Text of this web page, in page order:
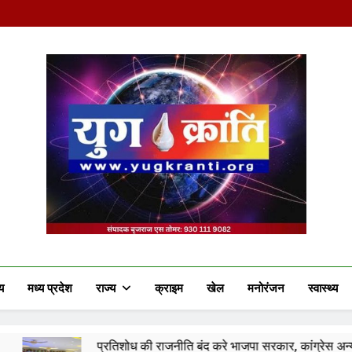
Yug Kranti |
मध्य प्रदेश राज्य क्राइम खेल मनोरंजन स्वास्थ्य
की राजनीति बंद करे भाजपा सरकार, कांग्रेस अन्याय के खिलाफ निर्णायक